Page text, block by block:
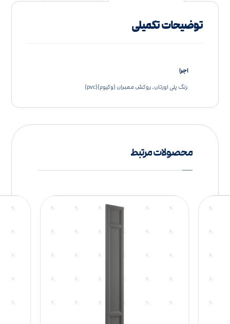
توضیحات تکمیلی
اجرا
رنگ پلی اورتان, روکش ممبران (وکیوم)(pvc)
محصولات مرتبط